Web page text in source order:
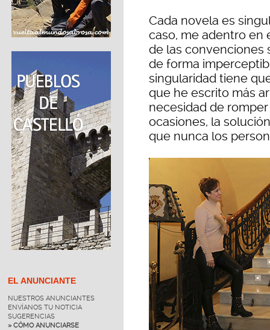
EL ANUNCIANTE
NUESTROS ANUNCIANTES
ENVÍANOS TU NOTICIA
SUGERENCIAS
» CÓMO ANUNCIARSE
Cada novela es
caso, me adentro en
de las convenciones
de forma
singularidad tiene
que he escrito más
necesidad de
ocasiones, la
que nunca los